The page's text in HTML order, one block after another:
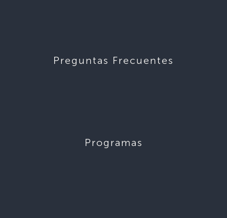
Preguntas Frecuentes
Programas